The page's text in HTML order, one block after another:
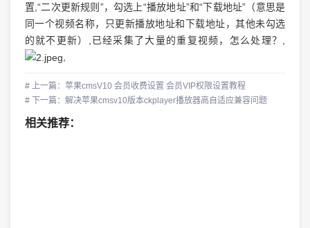
置,“二次更新规则”，勾选上“播放地址”和“下载地址”（意思是
同一个视频名称，只更新播放地址和下载地址，其他未勾选
的就不更新）,已经采集了大量的重复视频，怎么处理？,
# 上一篇：苹果cmsV10 会员收费设置 会员VIP权限设置教程
# 下一篇：解决苹果cmsv10版本ckplayer播放器高自适应兼容问题
相关推荐：